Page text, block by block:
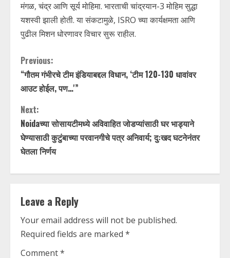
मंगळ, चंद्र आणि सूर्य मोहिमा. भारताची चांद्रयान-3 मोहिम सुद्धा
यशस्वी झाली होती. या संकटामुळे, ISRO च्या कार्यक्षमता आणि
पुढील मिशन धोरणावर विचार सुरू राहील.
C
o
n
t
i
n
u
e
R
Previous:
“गौतम गंभीरचे टीम इंडियाबद्दल विधान, ‘टीम 120-130 धावांवर
आउट होईल, पण…'”
Next:
Noidaच्या सोसायटीमध्ये अविवाहित जोडप्यांसाठी घर भाड्याने
घेण्यासाठी कुटुंबाच्या परवानगीचे पत्र अनिवार्य; दुःखद घटनेनंतर
घेतला निर्णय
Leave a Reply
Your email address will not be published.
Required fields are marked *
Comment*